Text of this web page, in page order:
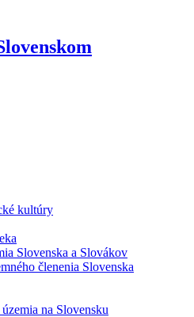
kultúry
Slovenska a Slovákov
členenia Slovenska
na Slovensku